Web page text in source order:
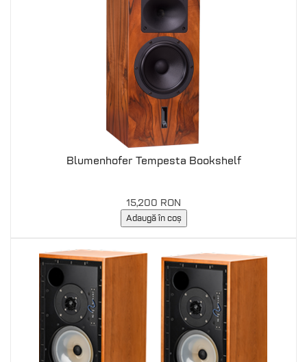
Blumenhofer Tempesta Bookshelf
15,200 RON
Adaugă în coș